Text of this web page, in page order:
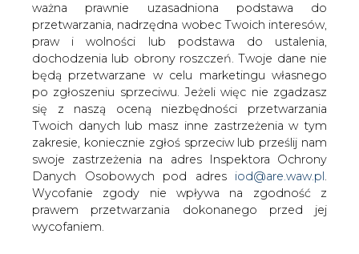
ważna prawnie uzasadniona podstawa do
przetwarzania, nadrzędna wobec Twoich interesów,
praw i wolności lub podstawa do ustalenia,
dochodzenia lub obrony roszczeń. Twoje dane nie
będą przetwarzane w celu marketingu własnego
po zgłoszeniu sprzeciwu. Jeżeli więc nie zgadzasz
się z naszą oceną niezbędności przetwarzania
Twoich danych lub masz inne zastrzeżenia w tym
zakresie, koniecznie zgłoś sprzeciw lub prześlij nam
swoje zastrzeżenia na adres Inspektora Ochrony
Danych Osobowych pod adres iod@are.waw.pl.
Wycofanie zgody nie wpływa na zgodność z
prawem przetwarzania dokonanego przed jej
wycofaniem.
Współczesne przedsiębiorstwa na
całym świecie muszą stawiać czoła
skutkom wynikającym z wahań cen
energii. Te zmiany prowadzą do
wyższych kosztów operacyjnych,
utrudniają długoterminowe planowanie i
zmniejszają konkurencyjność rynkową.
Jednym z rozwiązań, które mogą pomóc